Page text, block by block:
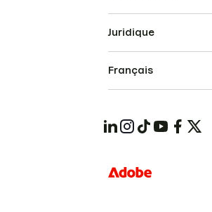
Juridique
Français